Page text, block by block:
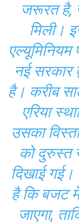
जरूरत है,
मिली।
एल्यूमिनियम
नई सरकार
है। करीब
एरिया
उसका
को दुरुस्त
दिखाई गई।
है कि बजट में
जाएगा,